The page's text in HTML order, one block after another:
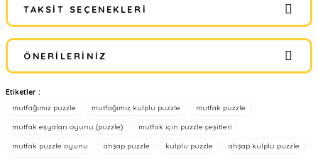
Bu ürüne ilk yorumu siz yapın!
TAKSIT SEÇENEKLERI
ÖNERILERINIZ
Bu ürünün fiyat bilgisi, resim, ürün açıklamalarında ve diğer
konularda yetersiz gördüğünüz noktaları öneri formunu kullanarak
tarafımıza iletebilirsiniz.
Etiketler :
mutfağımız puzzle
mutfağımız kulplu puzzle mutfak puzzle
mutfak eşyaları oyunu (puzzle) mutfak için puzzle çeşitleri
mutfak puzzle oyunu ahşap puzzle kulplu puzzle ahşap kulplu puzzle